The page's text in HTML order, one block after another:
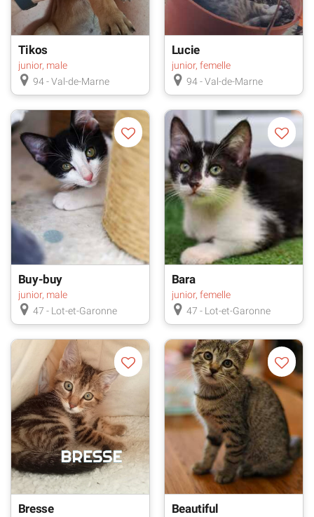
Tikos
junior, male
94 - Val-de-Marne
Lucie
junior, femelle
94 - Val-de-Marne
Buy-buy
junior, male
47 - Lot-et-Garonne
Bara
junior, femelle
47 - Lot-et-Garonne
Bresse Beautiful